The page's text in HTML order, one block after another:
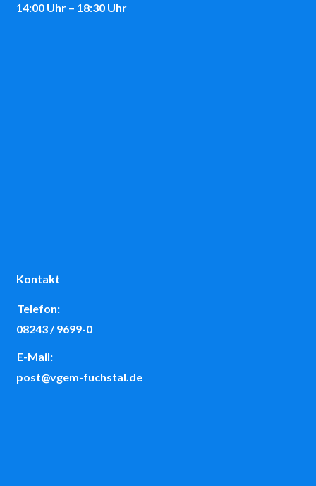
Kontakt
Telefon:
08243 / 9699-0
E-Mail:
post@vgem-fuchstal.de
14:00 Uhr – 18:30 Uhr